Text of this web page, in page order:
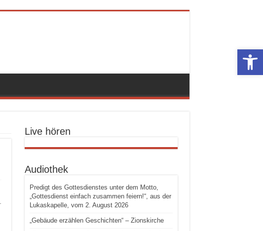
Live hören
Audiothek
Predigt des Gottesdienstes unter dem Motto,
„Gottesdienst einfach zusammen feiern!“, aus der
Lukaskapelle, vom 2. August 2026
„Gebäude erzählen Geschichten“ – Zionskirche